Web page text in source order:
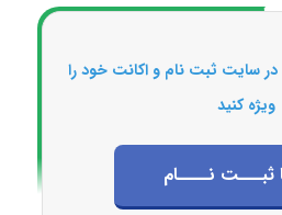
در سایت ثبت نام و اکانت خود را
ویژه کنید
ثبـــت نــــام